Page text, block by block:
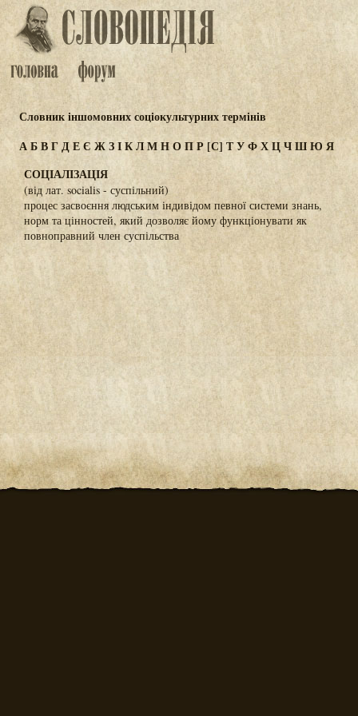
Словник іншомовних соціокультурних термінів
АБВГДЕЄ ЖЗІКЛМНОПР [С] ТУФХЦЧШЮЯ
СОЦІАЛІЗАЦІЯ
(від лат. socialis - суспільний)
процес засвоєння людським індивідом певної системи знань,
норм та цінностей, який дозволяє йому функціонувати як
повноправний член суспільства